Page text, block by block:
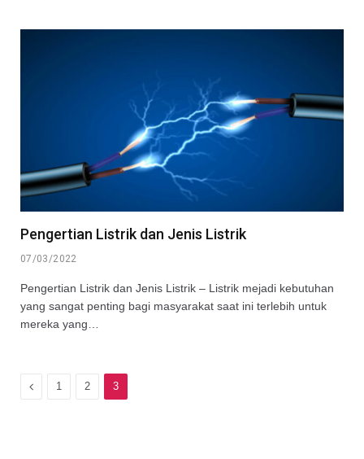
Pengertian Listrik dan Jenis Listrik
07/03/2022
Pengertian Listrik dan Jenis Listrik – Listrik mejadi kebutuhan
yang sangat penting bagi masyarakat saat ini terlebih untuk
mereka yang…
Previous
1 2 3